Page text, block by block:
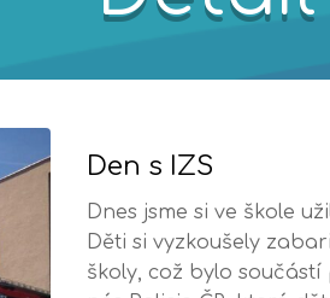
Den s IZS
Dnes jsme si ve škole
Děti si vyzkoušely
školy, což bylo